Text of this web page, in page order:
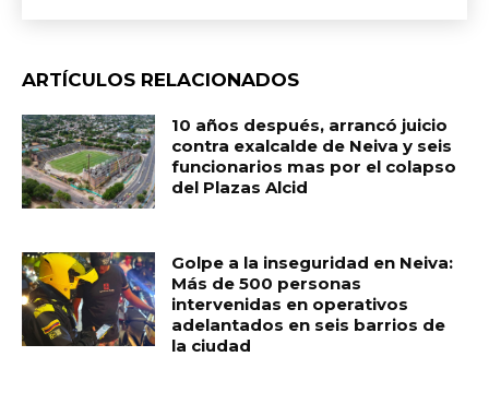
ARTÍCULOS RELACIONADOS
10 años después, arrancó juicio
contra exalcalde de Neiva y seis
funcionarios mas por el colapso
del Plazas Alcid
Golpe a la inseguridad en Neiva:
Más de 500 personas
intervenidas en operativos
adelantados en seis barrios de
la ciudad